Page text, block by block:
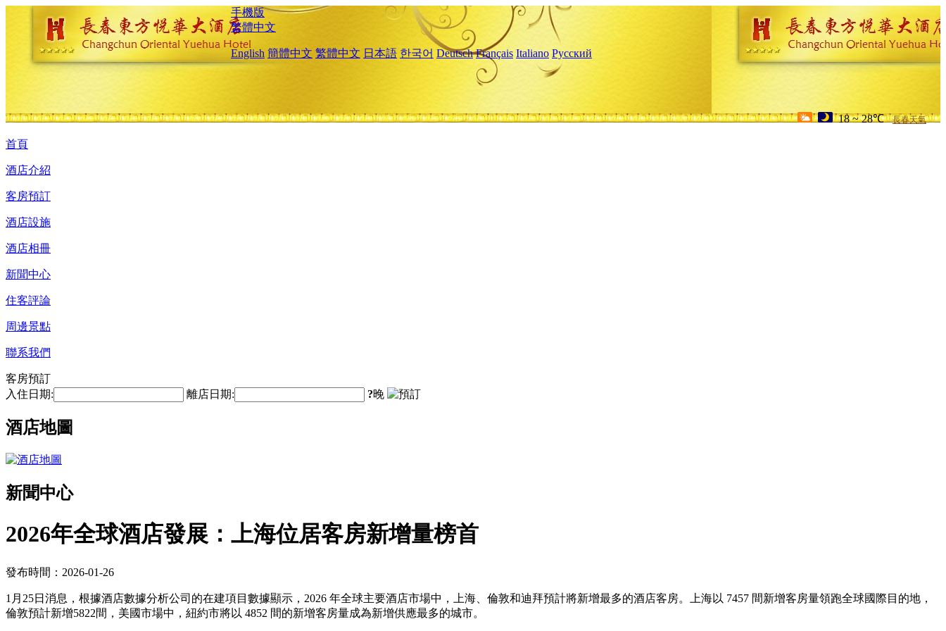
手機版
繁體中文
English 簡體中文 繁體中文 日本語 한국어 Deutsch Français Italiano Русский
18 ~ 28℃ 長春天氣
首頁
酒店介紹
客房預訂
酒店設施
酒店相冊
新聞中心
住客評論
周邊景點
聯系我們
客房預訂
入住日期:
離店日期: ?晚
酒店地圖
新聞中心
2026年全球酒店發展：上海位居客房新增量榜首
發布時間：2026-01-26
1月25日消息，根據酒店數據分析公司的在建項目數據顯示，2026 年全球主要酒店市場中，上海、倫敦和迪拜預計將新增最多的酒店客房。上海以 7457 間新增客房量領跑全球國際目的地，
倫敦預計新增5822間，美國市場中，紐約市將以 4852 間的新增客房量成為新增供應最多的城市。